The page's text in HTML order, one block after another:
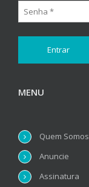
MENU
Quem Somos
Anuncie
Assinatura